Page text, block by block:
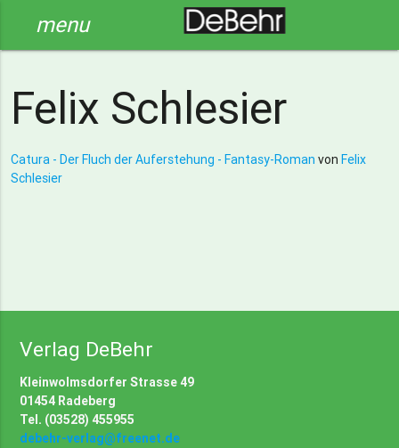
menu
Felix Schlesier
Catura - Der Fluch der Auferstehung - Fantasy-Roman von Felix
Schlesier
Verlag DeBehr
Kleinwolmsdorfer Strasse 49
01454 Radeberg
Tel. (03528) 455955
debehr-verlag@freenet.de